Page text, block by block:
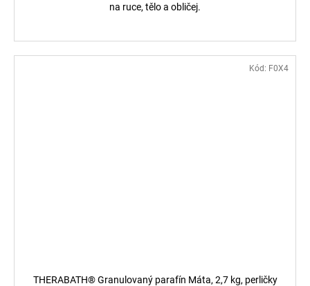
na ruce, tělo a obličej.
THERABATH® Granulovaný parafín Máta, 2,7 kg, perličky
Kód: F0X4